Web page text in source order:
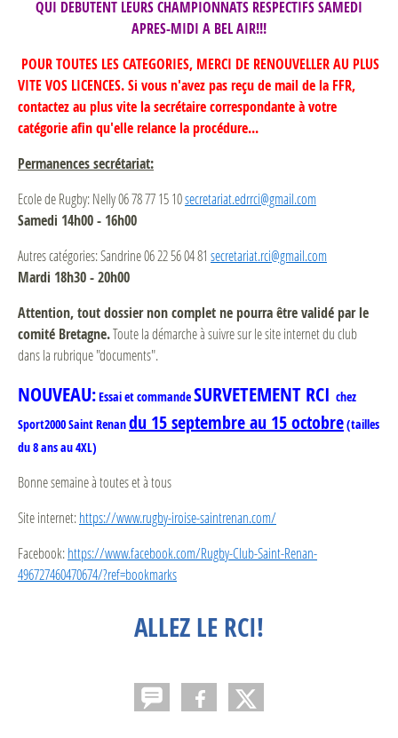
QUI DEBUTENT LEURS CHAMPIONNATS RESPECTIFS SAMEDI
APRES-MIDI A BEL AIR!!!
POUR TOUTES LES CATEGORIES, MERCI DE RENOUVELLER AU PLUS
VITE VOS LICENCES. Si vous n'avez pas reçu de mail de la FFR,
contactez au plus vite la secrétaire correspondante à votre
catégorie afin qu'elle relance la procédure...
Permanences secrétariat:
Ecole de Rugby: Nelly 06 78 77 15 10secretariat.edrrci@gmail.com
Samedi 14h00 - 16h00
Autres catégories: Sandrine 06 22 56 04 81 secretariat.rci@gmail.com
Mardi 18h30 - 20h00
Attention, tout dossier non complet ne pourra être validé par le
comité Bretagne.Toute la démarche à suivre sur le site internet du club
dans la rubrique "documents".
NOUVEAU:Essai et commandeSURVETEMENT RCI chez
Sport2000 Saint Renandu 15 septembre au 15 octobre(tailles
du 8 ans au 4XL)
Bonne semaine à toutes et à tous
Site internet:https://www.rugby-iroise-saintrenan.com/
Facebook:https://www.facebook.com/Rugby-Club-Saint-Renan-
496727460470674/?ref=bookmarks
ALLEZ LE RCI!